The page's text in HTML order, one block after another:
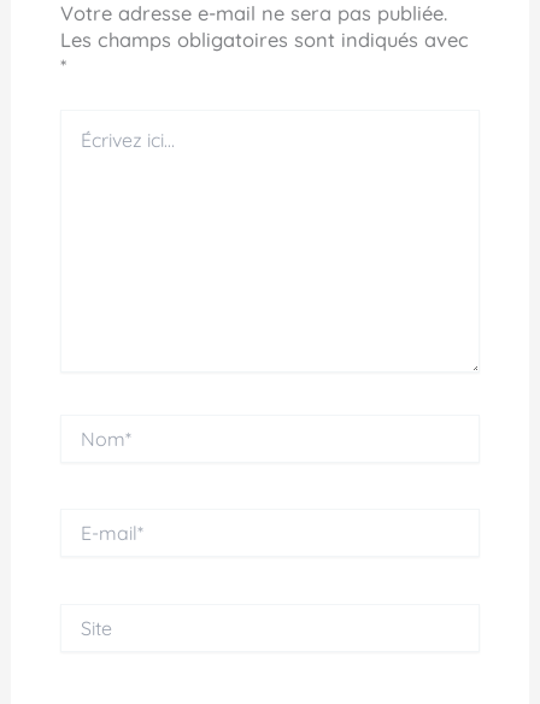
Votre adresse e-mail ne sera pas publiée.
Les champs obligatoires sont indiqués avec
*
ici…
mail*